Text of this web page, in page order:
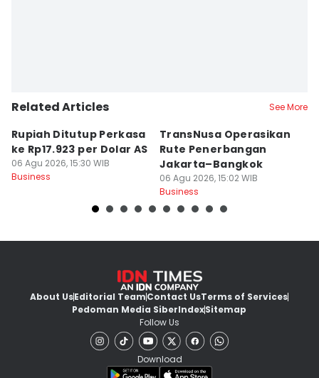
Related Articles See More
Rupiah Ditutup Perkasa
ke Rp17.923 per Dolar AS
06 Agu 2026, 15:30 WIB
Business
TransNusa Operasikan
Rute Penerbangan
Jakarta–Bangkok
06 Agu 2026, 15:02 WIB
Business
About UsEditorial TeamContact UsTerms of Services
Pedoman Media SiberIndexSitemap
Follow Us
Download